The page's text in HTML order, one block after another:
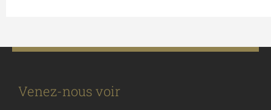
Venez-nous voir